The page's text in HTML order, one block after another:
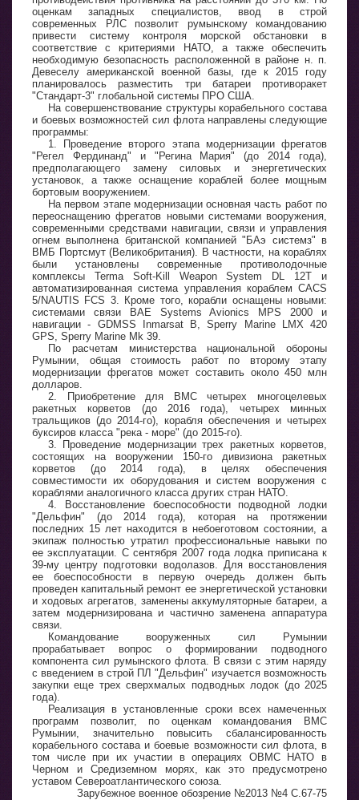
оценкам западных специалистов, ввод в строй
современных РЛС позволит румынскому командованию
привести систему контроля морской обстановки в
соответствие с критериями НАТО, а также обеспечить
необходимую безопасность расположенной в районе н. п.
Девеселу американской военной базы, где к 2015 году
планировалось разместить три батареи противоракет
"Стандарт-3" глобальной системы ПРО США.
На совершенствование структуры корабельного состава
и боевых возможностей сил флота направлены следующие
программы:
1. Проведение второго этапа модернизации фрегатов
"Регел Фердинанд" и "Регина Мария" (до 2014 года),
предполагающего замену силовых и энергетических
установок, а также оснащение кораблей более мощным
бортовым вооружением.
На первом этапе модернизации основная часть работ по
переоснащению фрегатов новыми системами вооружения,
современными средствами навигации, связи и управления
огнем выполнена британской компанией "БАэ системз" в
ВМБ Портсмут (Великобритания). В частности, на кораблях
были установлены современные противолодочные
комплексы Terma Soft-Kill Weapon System DL 12T и
автоматизированная система управления кораблем CACS
5/NAUTIS FCS 3. Кроме того, корабли оснащены новыми:
системами связи BAE Systems Avionics MPS 2000 и
навигации - GDMSS Inmarsat В, Sperry Marine LMX 420
GPS, Sperry Marine Mk 39.
По расчетам министерства национальной обороны
Румынии, общая стоимость работ по второму этапу
модернизации фрегатов может составить около 450 млн
долларов.
2. Приобретение для ВМС четырех многоцелевых
ракетных корветов (до 2016 года), четырех минных
тральщиков (до 2014-го), корабля обеспечения и четырех
буксиров класса "река - море" (до 2015-го).
3. Проведение модернизации трех ракетных корветов,
состоящих на вооружении 150-го дивизиона ракетных
корветов (до 2014 года), в целях обеспечения
совместимости их оборудования и систем вооружения с
кораблями аналогичного класса других стран НАТО.
4. Восстановление боеспособности подводной лодки
"Дельфин" (до 2014 года), которая на протяжении
последних 15 лет находится в небоеготовом состоянии, а
экипаж полностью утратил профессиональные навыки по
ее эксплуатации. С сентября 2007 года лодка приписана к
39-му центру подготовки водолазов. Для восстановления
ее боеспособности в первую очередь должен быть
проведен капитальный ремонт ее энергетической установки
и ходовых агрегатов, заменены аккумуляторные батареи, а
затем модернизирована и частично заменена аппаратура
связи.
Командование вооруженных сил Румынии
прорабатывает вопрос о формировании подводного
компонента сил румынского флота. В связи с этим наряду
с введением в строй ПЛ "Дельфин" изучается возможность
закупки еще трех сверхмалых подводных лодок (до 2025
года).
Реализация в установленные сроки всех намеченных
программ позволит, по оценкам командования ВМС
Румынии, значительно повысить сбалансированность
корабельного состава и боевые возможности сил флота, в
том числе при их участии в операциях ОВМС НАТО в
Черном и Средиземном морях, как это предусмотрено
уставом Североатлантического союза.
Зарубежное военное обозрение №2013 №4 С.67-75